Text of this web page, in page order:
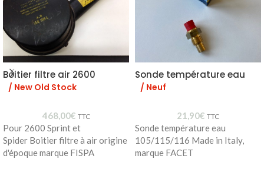
Boitier filtre air 2600
/ New Old Stock
468,00€ TTC
Pour 2600 Sprint et
Spider Boitier filtre à air origine
d'époque marque FISPA
Sonde température eau
/ Neuf
21,90€ TTC
Sonde température eau
105/115/116 Made in Italy,
marque FACET